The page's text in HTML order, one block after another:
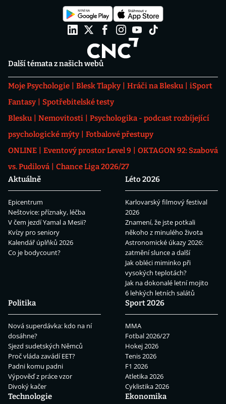
Další témata z našich webů
Moje Psychologie Blesk Tlapky Hráči na Blesku
iSport
Fantasy
Spotřebitelské testy
Blesku
Nemovitosti
Psychologika - podcast rozbíjející
psychologické mýty
Fotbalové přestupy
ONLINE
Eventový prostor Level 9
OKTAGON 92: Szabová
vs. Pudilová
Chance Liga 2026/27
Aktuálně
Epicentrum
Neštovice: příznaky, léčba
V čem jezdí Yamal a Mesii?
Kvízy pro seniory
Kalendář úplňků 2026
Co je bodycount?
Léto 2026
Karlovarský filmový festival
2026
Znamení, že jste potkali
někoho z minulého života
Astronomické úkazy 2026:
zatmění slunce a další
Jak obléci miminko při
vysokých teplotách?
Jak na dokonalé letní mojito
6 lehkých letních salátů
Politika
Nová superdávka: kdo na ní
dosáhne?
Sjezd sudetských Němců
Proč vláda zavádí EET?
Padni komu padni
Výpověď z práce vzor
Divoký kačer
Sport 2026
MMA
Fotbal 2026/27
Hokej 2026
Tenis 2026
F1 2026
Atletika 2026
Cyklistika 2026
Technologie
Ekonomika